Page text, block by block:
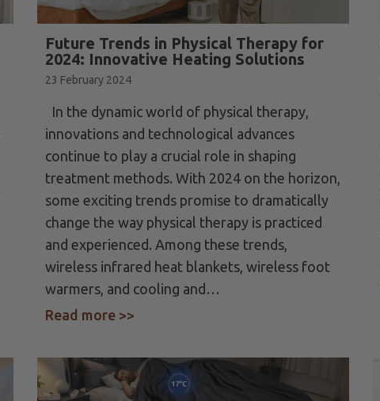
doe je dat (2024)
Future Trends in Physical Therapy for
2024: Innovative Heating Solutions
23 February 2024
In the dynamic world of physical therapy,
innovations and technological advances
continue to play a crucial role in shaping
treatment methods. With 2024 on the horizon,
some exciting trends promise to dramatically
change the way physical therapy is practiced
and experienced. Among these trends,
wireless infrared heat blankets, wireless foot
warmers, and cooling and…
Read more >>